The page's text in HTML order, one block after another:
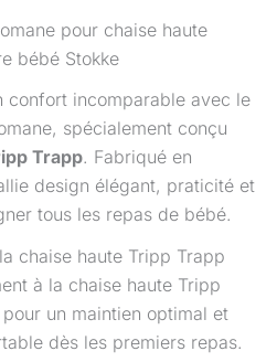
pour chaise haute
bébé Stokke
confort incomparable avec le
spécialement conçu
Trapp. Fabriqué en
design élégant, praticité et
tous les repas de bébé.
chaise haute Tripp Trapp
à la chaise haute Tripp
un maintien optimal et
dès les premiers repas.